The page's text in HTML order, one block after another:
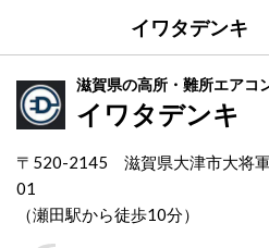
イワタデンキ
滋賀県の高所・難所エアコ
イワタデンキ
〒520-2145 滋賀県大津市大将
01
（瀬田駅から徒歩10分）